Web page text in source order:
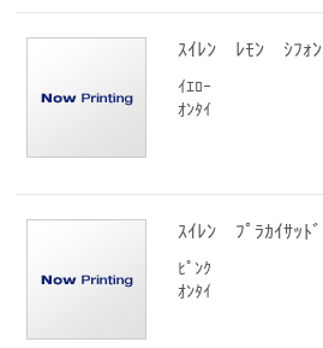
ｽｲﾚﾝ ﾚﾓﾝ ｼﾌｫﾝ
ｲｴﾛｰ
ｵﾝﾀｲ
ｽｲﾚﾝ ﾌﾟﾗｶｲｻｯﾄﾞ
ﾋﾟﾝｸ
ｵﾝﾀｲ